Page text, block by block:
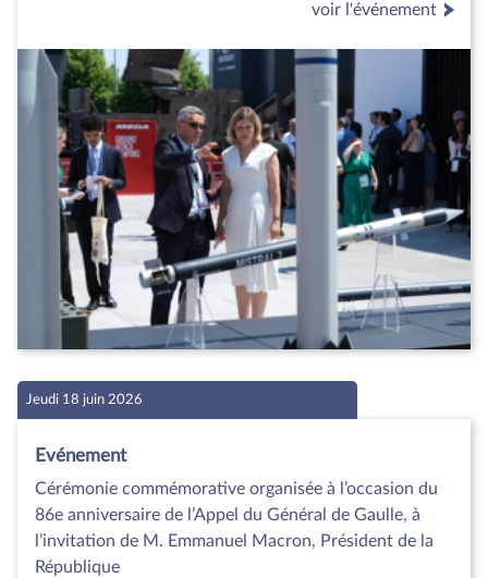
voir l'événement
Jeudi 18 juin 2026
Evénement
Cérémonie commémorative organisée à l’occasion du
86e anniversaire de l’Appel du Général de Gaulle, à
l’invitation de M. Emmanuel Macron, Président de la
République